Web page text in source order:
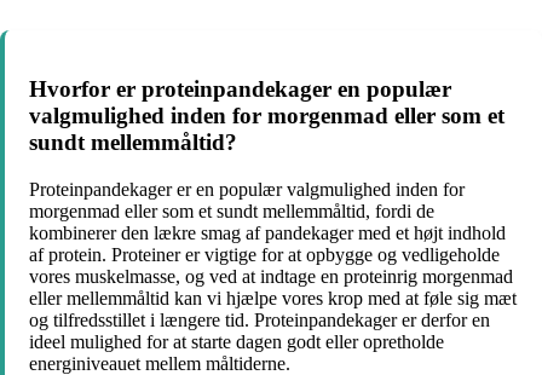
Hvorfor er proteinpandekager en populær
valgmulighed inden for morgenmad eller som et
sundt mellemmåltid?
Proteinpandekager er en populær valgmulighed inden for
morgenmad eller som et sundt mellemmåltid, fordi de
kombinerer den lækre smag af pandekager med et højt indhold
af protein. Proteiner er vigtige for at opbygge og vedligeholde
vores muskelmasse, og ved at indtage en proteinrig morgenmad
eller mellemmåltid kan vi hjælpe vores krop med at føle sig mæt
og tilfredsstillet i længere tid. Proteinpandekager er derfor en
ideel mulighed for at starte dagen godt eller opretholde
energiniveauet mellem måltiderne.